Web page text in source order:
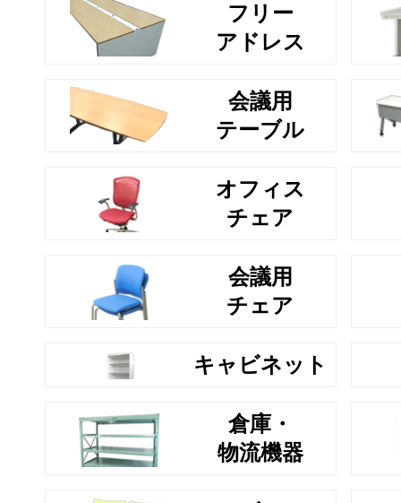
フリー
アドレス
会議用
テーブル
オフィス
チェア
会議用
チェア
キャビネット
倉庫・
物流機器